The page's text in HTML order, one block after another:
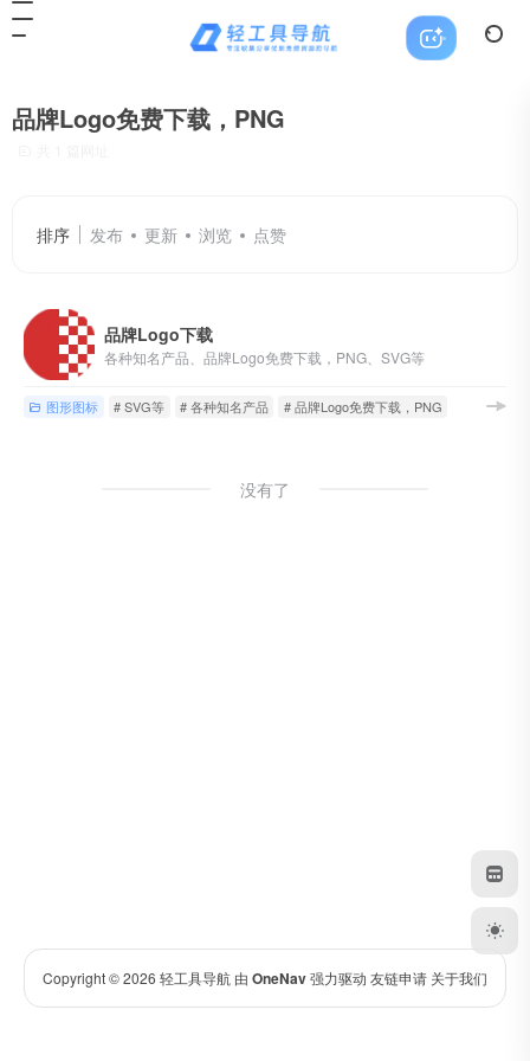
品牌Logo免费下载，PNG
排序 发布 更新 浏览 点赞
品牌Logo下载
各种知名产品、品牌Logo免费下载，PNG、SVG等
图形图标 # SVG等 # 各种知名产品 # 品牌Logo免费下载，PNG
没有了
Copyright © 2026 轻工具导航 由 OneNav强力驱动 友链申请 关于我们